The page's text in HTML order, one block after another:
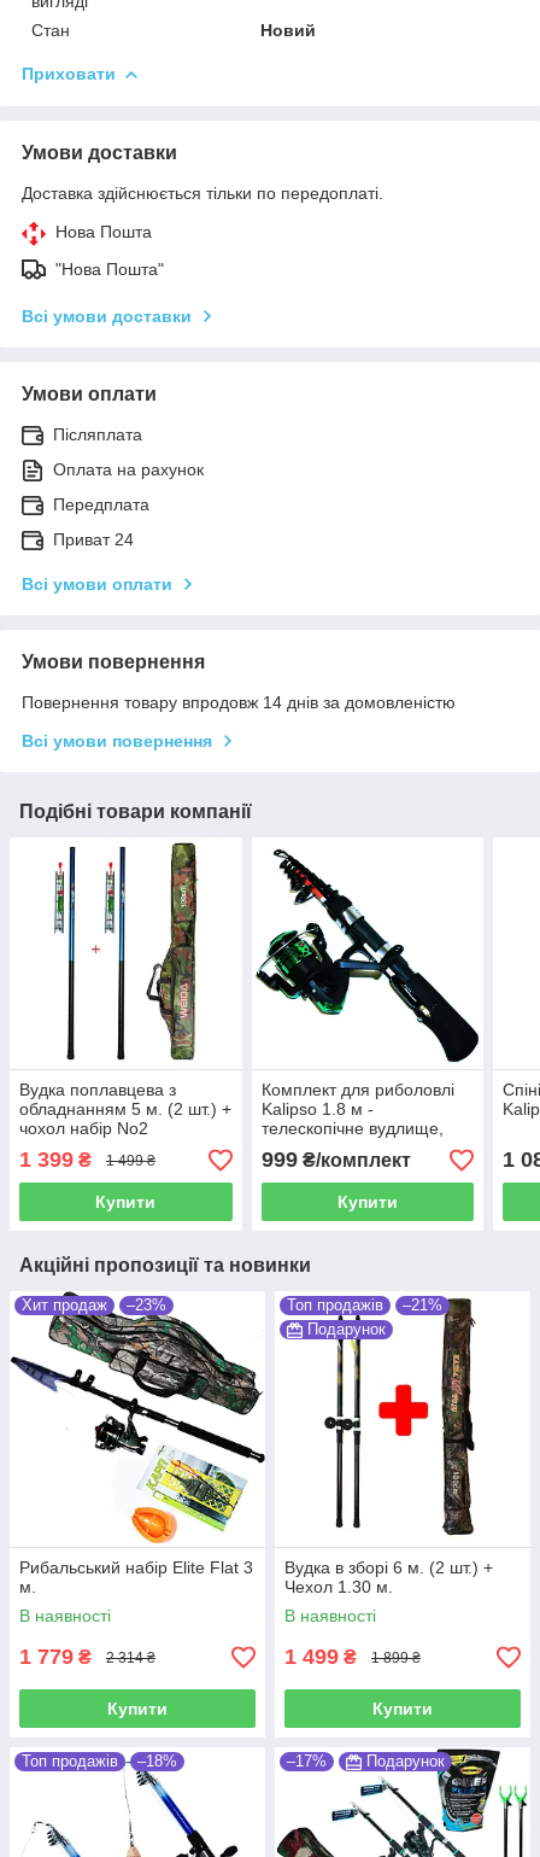
Стан Новий
Приховати
Умови доставки
Доставка здійснюється тільки по передоплаті.
Нова Пошта
"Нова Пошта"
Всі умови доставки
Умови оплати
Післяплата
Оплата на рахунок
Передплата
Приват 24
Всі умови оплати
Умови повернення
Повернення товару впродовж 14 днів за домовленістю
Всі умови повернення
Подібні товари компанії
Вудка поплавцева з
обладнанням 5 м. (2 шт.) +
чохол набір No2
1 399 ₴ 1 499 ₴
Купити
Комплект для риболовлі
Kalipso 1.8 м -
телескопічне вудлище,
котушка, дальнобійний
поплавець
999₴/комплект
Купити
1
Акційні пропозиції та новинки
Хит продаж –23%
Рибальський набір Elite Flat 3
м.
В наявності
1 779 ₴ 2 314 ₴
Купити
Топ продажів
–21%
Подарунок
Вудка в зборі 6 м. (2 шт.) +
Чехол 1.30 м.
В наявності
1 499 ₴ 1 899 ₴
Купити
Топ продажів –18% –17% Подарунок